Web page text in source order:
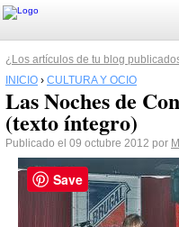
¿Los artículos de tu blog
INICIO › CULTURA Y OCIO
Las Noches de
(texto íntegro)
Publicado el 09 octubre 2012 por
Save